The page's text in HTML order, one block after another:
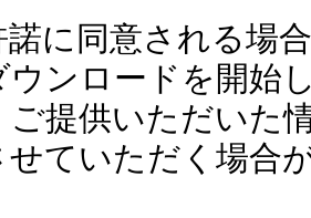
諾に同意される場
ウンロードを開始
ご提供いただいた
せていただく場合